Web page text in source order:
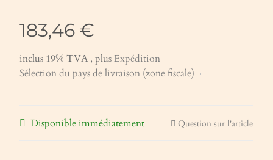
183,46 €
inclus 19% TVA , plusExpédition
Sélection du pays de livraison (zone fiscale)
Disponible immédiatement Question sur l'article